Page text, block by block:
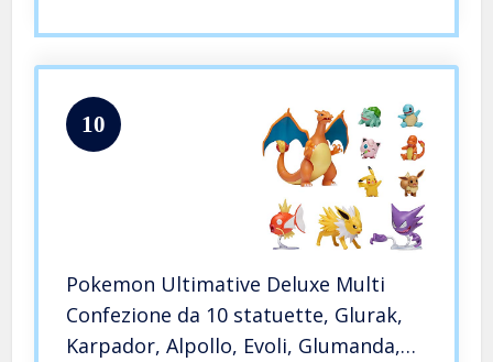
10
Pokemon Ultimative Deluxe Multi
Confezione da 10 statuette, Glurak,
Karpador, Alpollo, Evoli, Glumanda,